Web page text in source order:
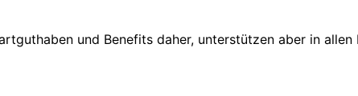
und Benefits daher, unterstützen aber in allen